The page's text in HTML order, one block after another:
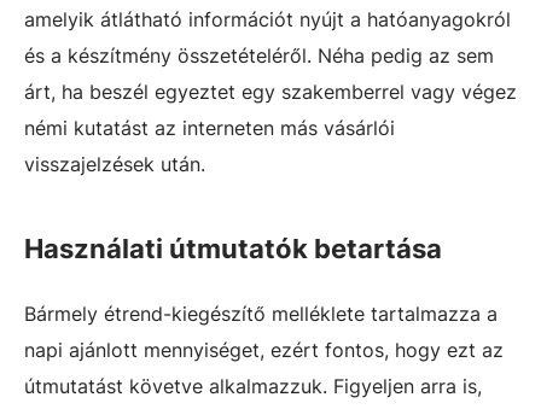
amelyik átlátható információt nyújt a hatóanyagokról
és a készítmény összetételéről. Néha pedig az sem
árt, ha beszél egyeztet egy szakemberrel vagy végez
némi kutatást az interneten más vásárlói
visszajelzések után.
Használati útmutatók betartása
Bármely étrend-kiegészítő melléklete tartalmazza a
napi ajánlott mennyiséget, ezért fontos, hogy ezt az
útmutatást követve alkalmazzuk. Figyeljen arra is,